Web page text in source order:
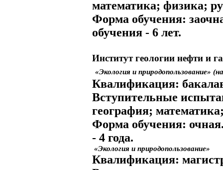
математика; физика;
Форма обучения:
обучения - 6 лет.
Институт геологии нефти и
«Экология и природопользование»
Квалификация:
Вступительные
география;
Форма обучения:
- 4 года.
«Экология и природопользование»
Квалификация: